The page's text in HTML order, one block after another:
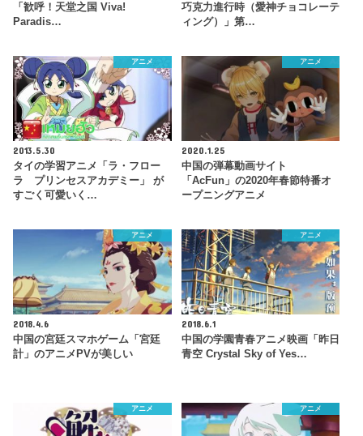
「歓呼！天堂之国 Viva!
Paradis…
巧克力進行時（愛神チョコレーテ
ィング）」第…
アニメ
2013.5.30
タイの学習アニメ「ラ・フロー
ラ プリンセスアカデミー」 が
すごく可愛いく…
アニメ
2020.1.25
中国の弾幕動画サイト
「AcFun」の2020年春節特番オ
ープニングアニメ
アニメ
2018.4.6
中国の宮廷スマホゲーム「宮廷
計」のアニメPVが美しい
アニメ
2018.6.1
中国の学園青春アニメ映画「昨日
青空 Crystal Sky of Yes…
アニメ アニメ